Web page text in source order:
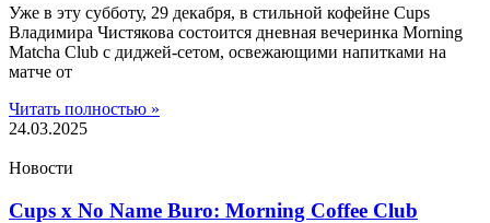
Уже в эту субботу, 29 декабря, в стильной кофейне Cups
Владимира Чистякова состоится дневная вечеринка Morning
Matcha Club с диджей-сетом, освежающими напитками на
матче от
Читать полностью »
24.03.2025
Новости
Cups x No Name Buro: Morning Coffee Club